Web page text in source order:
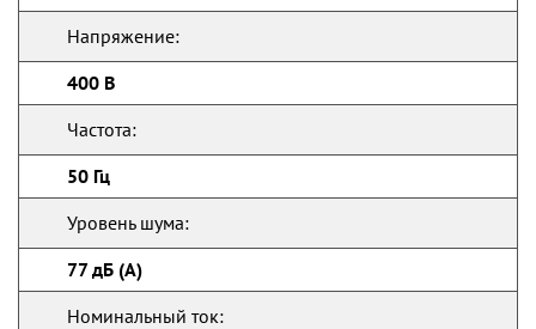
Напряжение:
400 В
Частота:
50 Гц
Уровень шума:
77 дБ (А)
Номинальный ток: